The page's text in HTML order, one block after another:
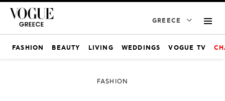
GREECE
FASHION BEAUTY LIVING WEDDINGS VOGUE TV
FASHION